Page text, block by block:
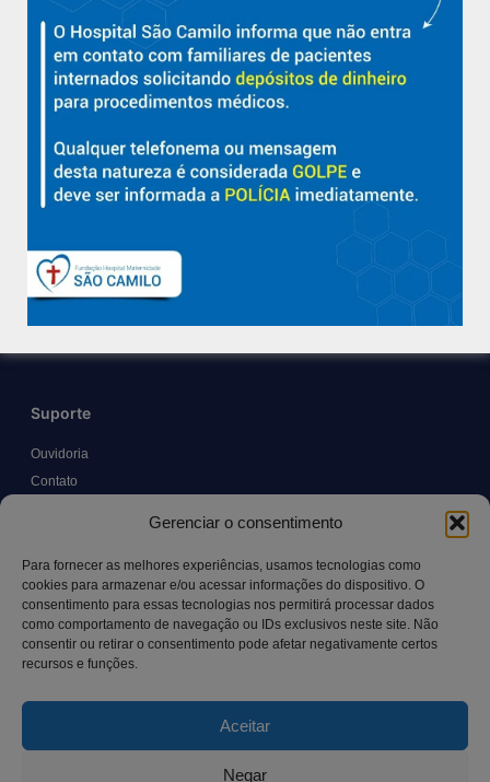
Gerenciar o consentimento
Para fornecer as melhores experiências, usamos tecnologias como
cookies para armazenar e/ou acessar informações do dispositivo. O
consentimento para essas tecnologias nos permitirá processar dados
como comportamento de navegação ou IDs exclusivos neste site. Não
consentir ou retirar o consentimento pode afetar negativamente certos
recursos e funções.
Aceitar
Negar
Aracruz e região.
Sobre
Diretorias
Políticas e Normas
Trabalhe Conosco
Suporte
Ouvidoria
Contato
Canal LGPD e Segurança da Informação
Contato